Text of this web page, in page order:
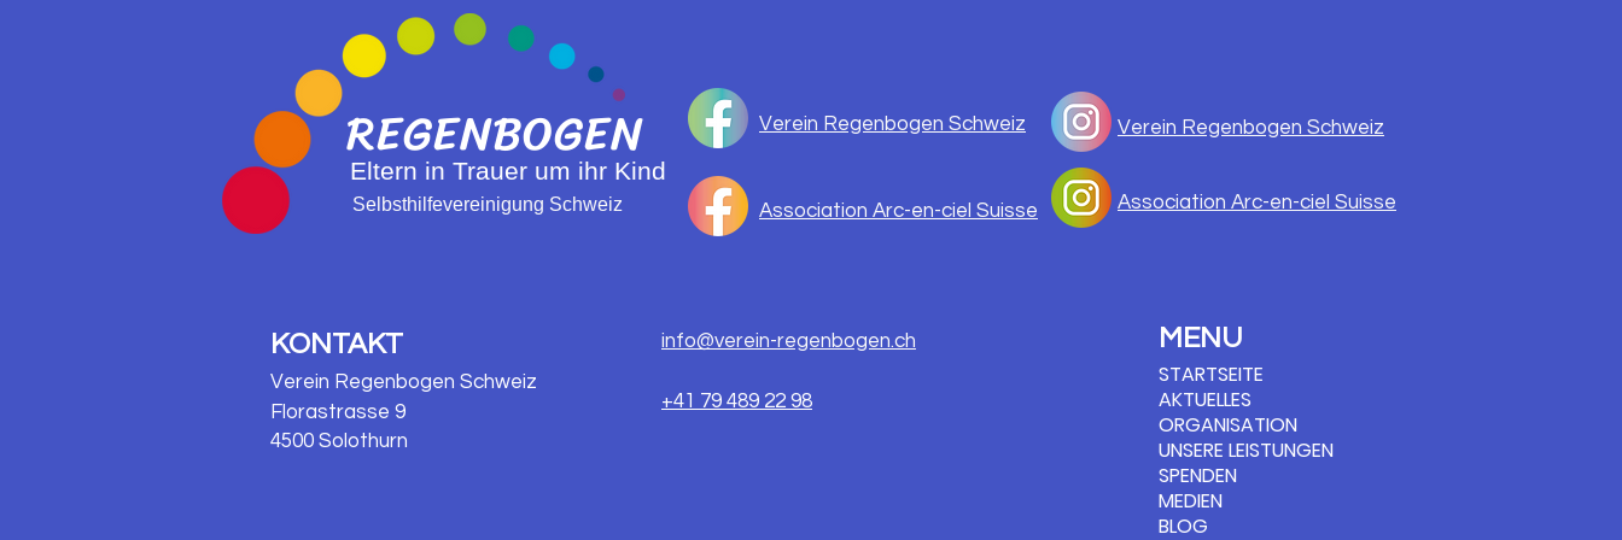
UNTERSTÜTZUNG
GEDENKEN AN DIE OPFER
DER TRAGÖDIE VON
CRANS-MONTANA
Eltern in Trauer um ihr Kind
REGENBOGEN
Selbsthilfevereinigung Schweiz
Verein Regenbogen Schweiz
Association Arc-en-ciel Suisse
KONTAKT
Verein Regenbogen Schweiz
Florastrasse 9
4500 Solothurn
info@verein-regenbogen.ch
+41 79 489 22 98
MENU
STARTSEITE
AKTUELLES
ORGANISATION
UNSERE LEISTUNGEN
SPENDEN
MEDIEN
BLOG
Verein Regenbogen Schweiz
Association Arc-en-ciel Suisse